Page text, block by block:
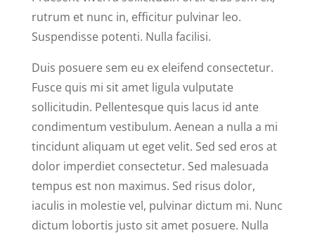
rutrum et nunc in, efficitur pulvinar leo.
Suspendisse potenti. Nulla facilisi.
Duis posuere sem eu ex eleifend consectetur.
Fusce quis mi sit amet ligula vulputate
sollicitudin. Pellentesque quis lacus id ante
condimentum vestibulum. Aenean a nulla a mi
tincidunt aliquam ut eget velit. Sed sed eros at
dolor imperdiet consectetur. Sed malesuada
tempus est non maximus. Sed risus dolor,
iaculis in molestie vel, pulvinar dictum mi. Nunc
dictum lobortis justo sit amet posuere. Nulla